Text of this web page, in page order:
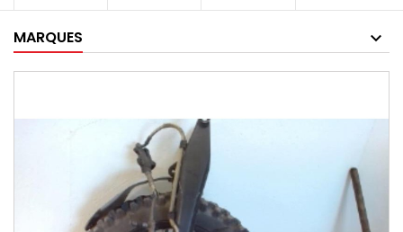
MARQUES